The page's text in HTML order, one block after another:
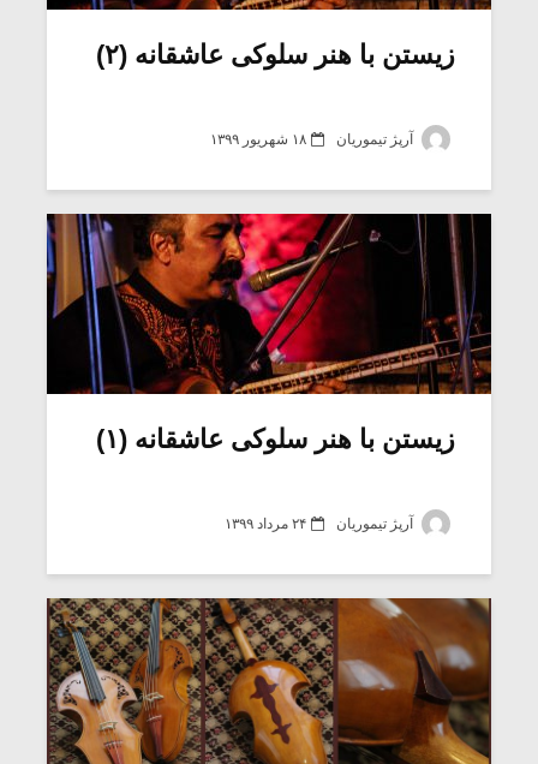
زیستن با هنر سلوکی عاشقانه (۲)
آرپژ تیموریان ۱۸ شهریور ۱۳۹۹
زیستن با هنر سلوکی عاشقانه (۱)
آرپژ تیموریان ۲۴ مرداد ۱۳۹۹